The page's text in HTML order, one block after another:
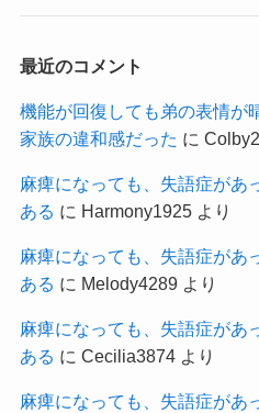
最近のコメント
機能が回復しても弟の表情が
家族の違和感だった に
麻痺になっても、失語症があ
ある に Harmony1925より
麻痺になっても、失語症があ
ある に Melody4289より
麻痺になっても、失語症があ
ある に Cecilia3874より
麻痺になっても、失語症があ